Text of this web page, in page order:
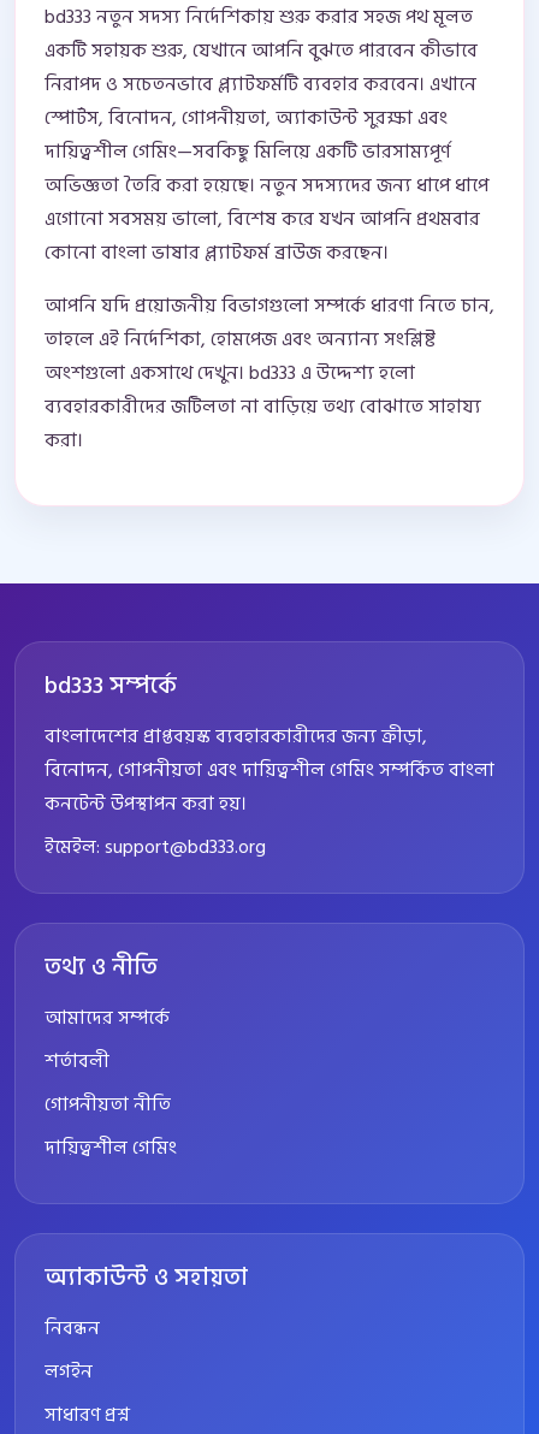
bd333 নতুন সদস্য নির্দেশিকায় শুরু করার সহজ পথ মূলত
একটি সহায়ক শুরু, যেখানে আপনি বুঝতে পারবেন কীভাবে
নিরাপদ ও সচেতনভাবে প্ল্যাটফর্মটি ব্যবহার করবেন। এখানে
স্পোর্টস, বিনোদন, গোপনীয়তা, অ্যাকাউন্ট সুরক্ষা এবং
দায়িত্বশীল গেমিং—সবকিছু মিলিয়ে একটি ভারসাম্যপূর্ণ
অভিজ্ঞতা তৈরি করা হয়েছে। নতুন সদস্যদের জন্য ধাপে ধাপে
এগোনো সবসময় ভালো, বিশেষ করে যখন আপনি প্রথমবার
কোনো বাংলা ভাষার প্ল্যাটফর্ম ব্রাউজ করছেন।
আপনি যদি প্রয়োজনীয় বিভাগগুলো সম্পর্কে ধারণা নিতে চান,
তাহলে এই নির্দেশিকা, হোমপেজ এবং অন্যান্য সংশ্লিষ্ট
অংশগুলো একসাথে দেখুন। bd333 এ উদ্দেশ্য হলো
ব্যবহারকারীদের জটিলতা না বাড়িয়ে তথ্য বোঝাতে সাহায্য
করা।
bd333 সম্পর্কে
বাংলাদেশের প্রাপ্তবয়স্ক ব্যবহারকারীদের জন্য ক্রীড়া,
বিনোদন, গোপনীয়তা এবং দায়িত্বশীল গেমিং সম্পর্কিত বাংলা
কনটেন্ট উপস্থাপন করা হয়।
ইমেইল:support@bd333.org
তথ্য ও নীতি
আমাদের সম্পর্কে
শর্তাবলী
গোপনীয়তা নীতি
দায়িত্বশীল গেমিং
অ্যাকাউন্ট ও সহায়তা
নিবন্ধন
লগইন
সাধারণ প্রশ্ন